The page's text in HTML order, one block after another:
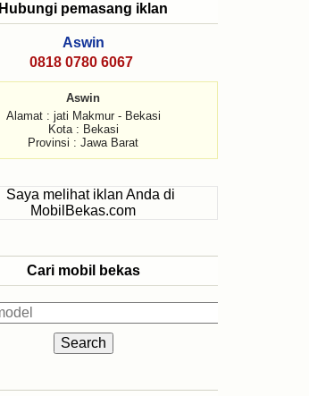
Hubungi pemasang iklan
Aswin
0818 0780 6067
Aswin
Alamat : jati Makmur - Bekasi
Kota : Bekasi
Provinsi : Jawa Barat
Cari mobil bekas